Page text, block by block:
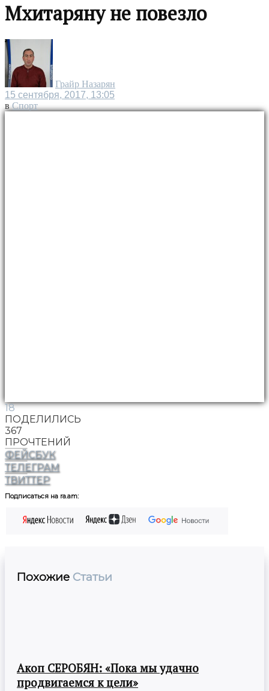
Мхитаряну не повезло
Грайр Назарян
15 сентября, 2017, 13:05
в Спорт
18
ПОДЕЛИЛИСЬ
367
ПРОЧТЕНИЙ
ФЕЙСБУК
ТЕЛЕГРАМ
ТВИТТЕР
Подписаться на ra.am:
Похожие Статьи
Акоп СЕРОБЯН: «Пока мы удачно
продвигаемся к цели»